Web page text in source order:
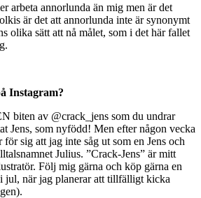
arbeta annorlunda än mig men är det
är det att annorlunda inte är synonymt
olika sätt att nå målet, som i det här fallet
Instagram?
biten av @crack_jens som du undrar
Jens, som nyfödd! Men efter någon vecka
sig att jag inte såg ut som en Jens och
Julius. ”Crack-Jens” är mitt
Följ mig gärna och köp gärna en
jul, när jag planerar att tillfälligt kicka